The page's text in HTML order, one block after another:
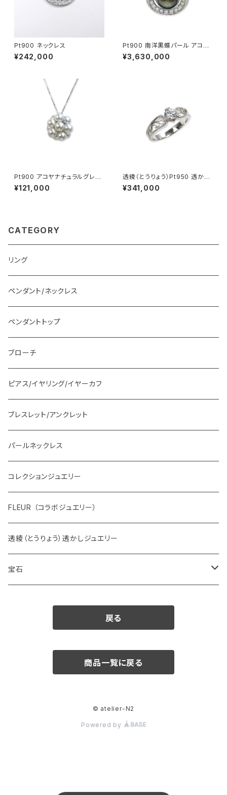
Pt900 ネックレス
¥242,000
Pt900 南洋黒蝶パール アコヤ
無調色ベビーパール ダイヤモン
ド ペンダントトップ
¥3,630,000
Pt900 アコヤナチュラルグレー
パール ペンダントトップ
¥121,000
透綾（とうりょう）Pt950 透かし
リング枠
¥341,000
CATEGORY
リング
ペンダント/ネックレス
ペンダントトップ
ブローチ
ピアス/イヤリング/イヤーカフ
ブレスレット/アンクレット
パールネックレス
コレクションジュエリー
FLEUR （コラボジュエリー）
透綾（とうりょう）透かしジュエリー
宝石
カラーストーン
戻る
商品一覧に戻る
© atelier-N2
Powered by